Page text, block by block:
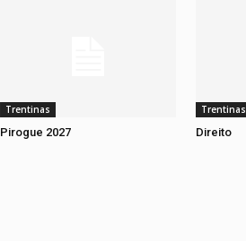
Trentinas
Pirogue 2027
Trentinas
Direito